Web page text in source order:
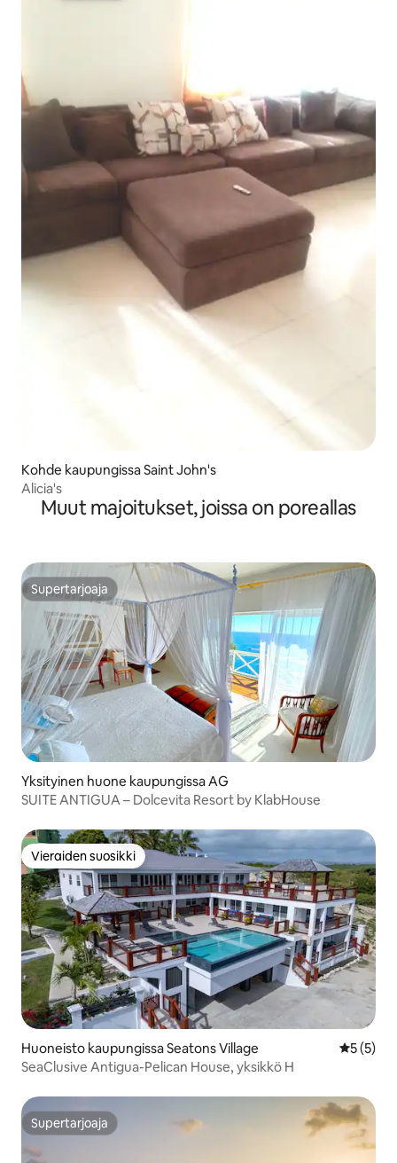
Kohde kaupungissa Saint John's
Alicia's
Muut majoitukset, joissa on poreallas
Supertarjoaja
Supertarjoaja
Yksityinen huone kaupungissa AG
SUITE ANTIGUA – Dolcevita Resort by KlabHouse
Vieraiden suosikki
Vieraiden suosikki
Huoneisto kaupungissa Seatons Village
5 (5)
SeaClusive Antigua-Pelican House, yksikkö H
Supertarjoaja
Supertarjoaja